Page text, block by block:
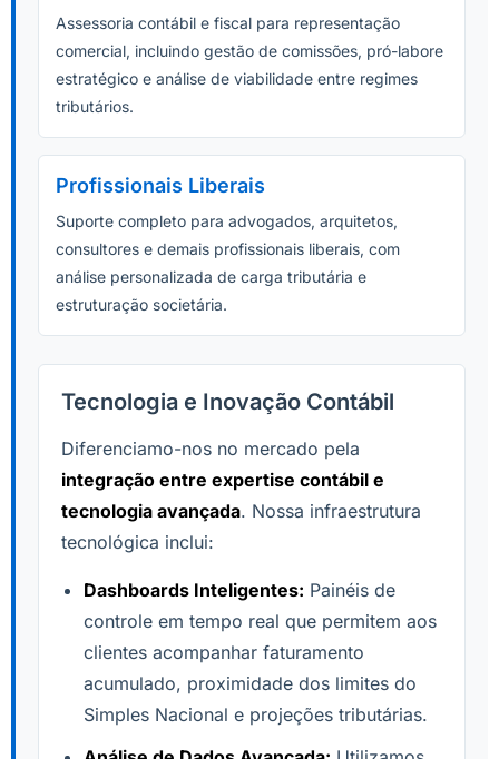
Assessoria contábil e fiscal para representação
comercial, incluindo gestão de comissões, pró-labore
estratégico e análise de viabilidade entre regimes
tributários.
Profissionais Liberais
Suporte completo para advogados, arquitetos,
consultores e demais profissionais liberais, com
análise personalizada de carga tributária e
estruturação societária.
Tecnologia e Inovação Contábil
Diferenciamo-nos no mercado pela
integração entre expertise contábil e
tecnologia avançada. Nossa infraestrutura
tecnológica inclui:
Dashboards Inteligentes: Painéis de
controle em tempo real que permitem aos
clientes acompanhar faturamento
acumulado, proximidade dos limites do
Simples Nacional e projeções tributárias.